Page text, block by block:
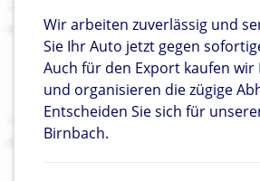
Wir arbeiten zuverlässig und
Sie Ihr Auto jetzt gegen
Auch für den Export kaufen wir
und organisieren die zügige
Entscheiden Sie sich für
Birnbach.